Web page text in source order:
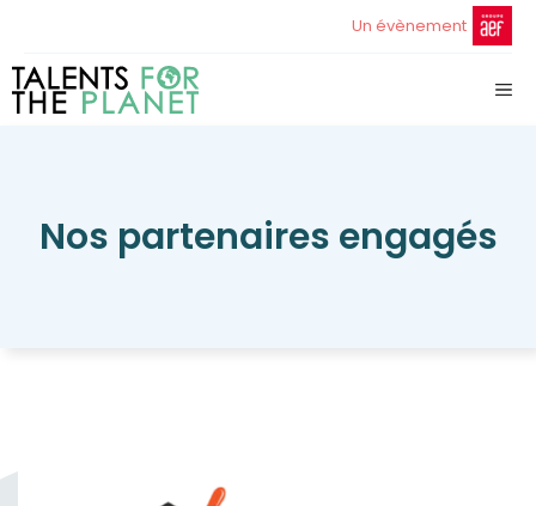
Un évènement
Nos partenaires engagés